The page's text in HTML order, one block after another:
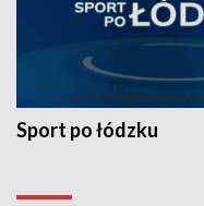
Sport po łódzku